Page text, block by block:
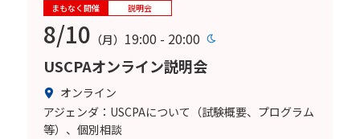
まもなく開催 説明会
8/10 （月） 19:00 - 20:00
USCPAオンライン説明会
オンライン
アジェンダ：USCPAについて（試験概要、プログラム
等）、個別相談